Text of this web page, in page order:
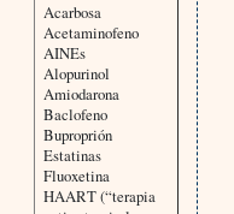
Acarbosa
Acetaminofeno
AINEs
Alopurinol
Amiodarona
Baclofeno
Buproprión
Estatinas
Fluoxetina
HAART (“terapia